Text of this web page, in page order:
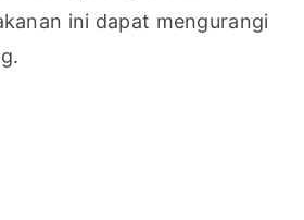
ini dapat mengurangi